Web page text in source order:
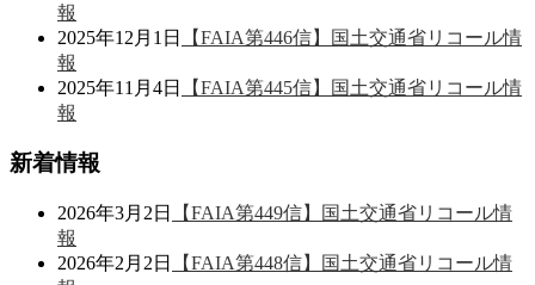
報
2025年12月1日
【FAIA第446信】国土交通省リコール情
報
2025年11月4日
【FAIA第445信】国土交通省リコール情
報
新着情報
2026年3月2日
【FAIA第449信】国土交通省リコール情
報
2026年2月2日
【FAIA第448信】国土交通省リコール情